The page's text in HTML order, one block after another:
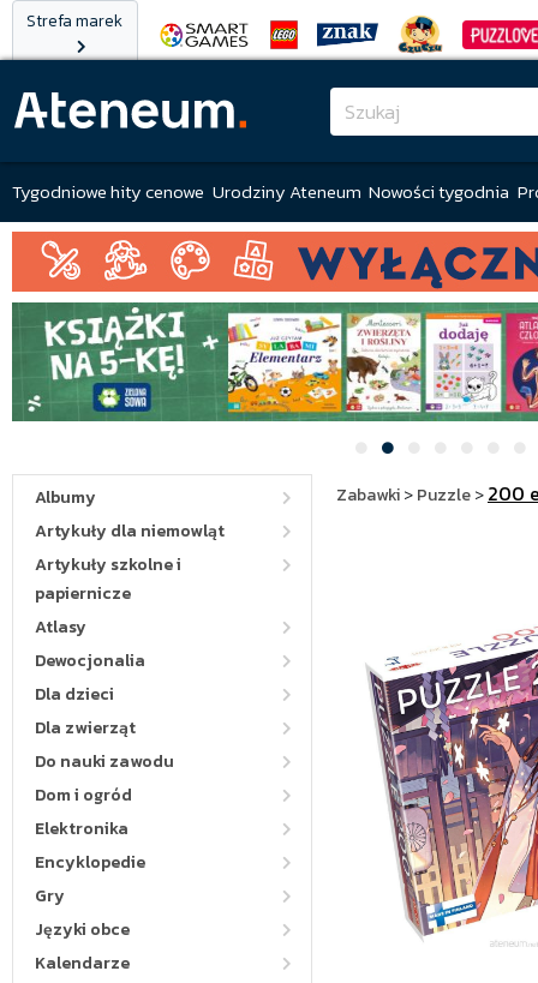
Strefa marek
Tygodniowe hity cenowe Urodziny Ateneum Nowości tygodnia
Albumy
Artykuły dla niemowląt
Artykuły szkolne i
papiernicze
Atlasy
Dewocjonalia
Dla dzieci
Dla zwierząt
Do nauki zawodu
Dom i ogród
Elektronika
Encyklopedie
Gry
Języki obce
Kalendarze
Zabawki>Puzzle>200